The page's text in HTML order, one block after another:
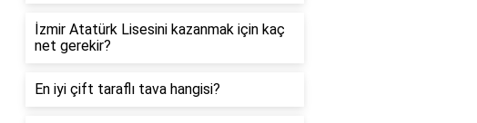
İzmir Atatürk Lisesini kazanmak için kaç
net gerekir?
En iyi çift taraflı tava hangisi?